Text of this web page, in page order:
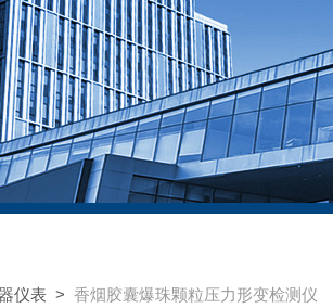
仪表 > 香烟胶囊爆珠颗粒压力形变检测仪